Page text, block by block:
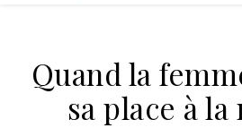
Quand la
sa place à la